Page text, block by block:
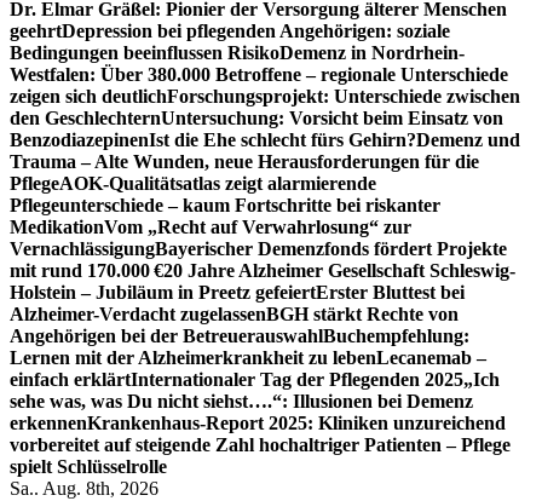
Dr. Elmar Gräßel: Pionier der Versorgung älterer Menschen
geehrtDepression bei pflegenden Angehörigen: soziale
Bedingungen beeinflussen RisikoDemenz in Nordrhein-
Westfalen: Über 380.000 Betroffene – regionale Unterschiede
zeigen sich deutlichForschungsprojekt: Unterschiede zwischen
den GeschlechternUntersuchung: Vorsicht beim Einsatz von
BenzodiazepinenIst die Ehe schlecht fürs Gehirn?Demenz und
Trauma – Alte Wunden, neue Herausforderungen für die
PflegeAOK-Qualitätsatlas zeigt alarmierende
Pflegeunterschiede – kaum Fortschritte bei riskanter
MedikationVom „Recht auf Verwahrlosung“ zur
VernachlässigungBayerischer Demenzfonds fördert Projekte
mit rund 170.000 €20 Jahre Alzheimer Gesellschaft Schleswig-
Holstein – Jubiläum in Preetz gefeiertErster Bluttest bei
Alzheimer-Verdacht zugelassenBGH stärkt Rechte von
Angehörigen bei der BetreuerauswahlBuchempfehlung:
Lernen mit der Alzheimerkrankheit zu lebenLecanemab –
einfach erklärtInternationaler Tag der Pflegenden 2025„Ich
sehe was, was Du nicht siehst….“: Illusionen bei Demenz
erkennenKrankenhaus-Report 2025: Kliniken unzureichend
vorbereitet auf steigende Zahl hochaltriger Patienten – Pflege
spielt Schlüsselrolle
Sa.. Aug. 8th, 2026